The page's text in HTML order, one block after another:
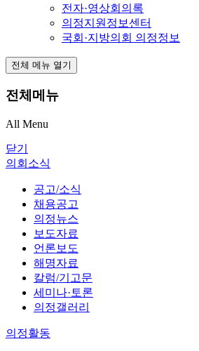
전자·영상회의록
의정지원정보센터
국회·지방의회 의정정보
전체 메뉴 열기
전체메뉴
All Menu
닫기
의회소식
공고/소식
채용공고
의정뉴스
보도자료
언론보도
해명자료
칼럼/기고문
세미나·토론
의정갤러리
의정활동